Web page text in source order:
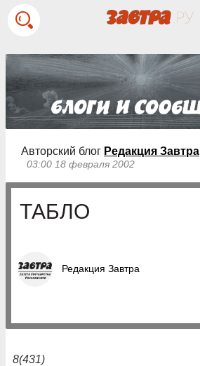
Авторский блог Редакция Завтра
03:00 18 февраля 2002
ТАБЛО
Редакция Завтра
8(431)